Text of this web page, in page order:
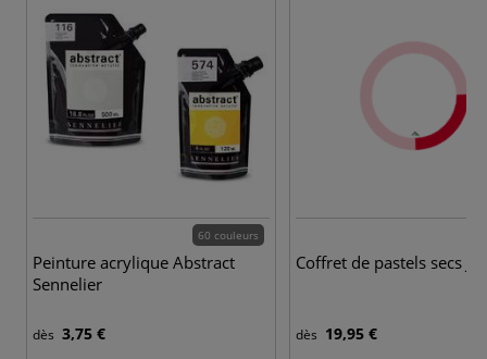
60 couleurs
Peinture acrylique Abstract
Sennelier
dès 3,75 €
Coffret de pastels secs
dès 19,95 €